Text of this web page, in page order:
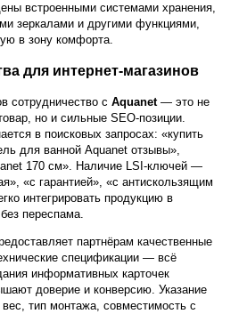
встроенными системами хранения,
зеркалами и другими функциями,
в зону комфорта.
для интернет-магазинов
сотрудничество с Aquanet— это не
но и сильные SEO-позиции.
в поисковых запросах: «купить
для ванной Aquanet отзывы»,
170 см». Наличие LSI-ключей —
«с гарантией», «с антискользящим
интегрировать продукцию в
переспама.
партнёрам качественные
спецификации — всё
информативных карточек
доверие и конверсию. Указание
тип монтажа, совместимость с